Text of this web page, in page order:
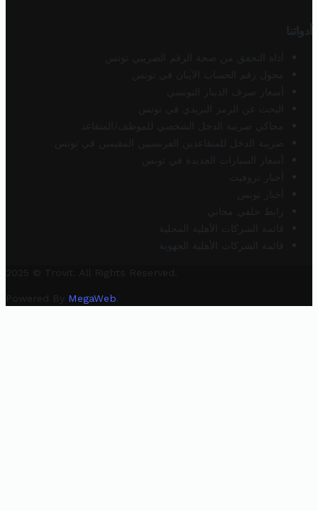
أدواتنا
أداة التحقق من صحة الرقم الضريبي تونس
محول رقم الحساب الآيبان في تونس
أسعار صرف الدينار التونسي
البحث عن الرمز البريدي في تونس
محاكي ضريبة الدخل الشخصي للموظف/المتقاعد
ضريبة الدخل للمتقاعدين الفرنسيين المقيمين في تونس
أسعار السيارات الجديدة في تونس
أخبار تروفيت
أخبار تونس
رابط خلفي مجاني
قائمة الشركات الأهلية المحلية
قائمة الشركات الأهلية الجهوية
2025 © Trovit. All Rights Reserved.
Powered By MegaWeb